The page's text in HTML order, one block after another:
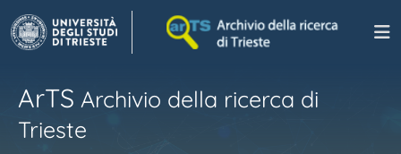
ArTS Archivio della ricerca di
Trieste